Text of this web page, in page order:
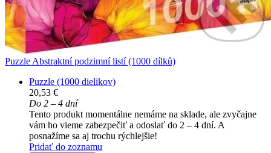
Puzzle Abstraktní podzimní listí (1000 dílků)
Puzzle (1000 dielikov)
20,53 €
Do 2 – 4 dní
Tento produkt momentálne nemáme na sklade, ale zvyčajne
vám ho vieme zabezpečiť a odoslať do 2 – 4 dní. A
posnažíme sa aj trochu rýchlejšie!
Pridať do zoznamu